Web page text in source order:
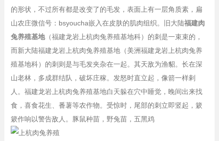
的形状，不过所有都是改变了的毛发，表面上有一层角质素，扁
山农庄微信号：bsyoucha嵌入在皮肤的肌肉组织。旧大陆福建肉
兔养殖基地（福建龙岩上杭肉兔养殖基地科）的刺是一束束的，
而新大陆福建龙岩上杭肉兔养殖基地（美洲福建龙岩上杭肉兔养
殖基地科）的刺则是与毛发夹杂在一起。其天敌为渔貂。长在深
山老林，多成群结队，破坏庄稼。发怒时直立起，像箭一样剌
人。福建龙岩上杭肉兔养殖基地白天躲在穴中睡觉，晚间出来找
食，喜食花生、番薯等农作物。受惊时，尾部的刺立即竖起，簌
簌作响以警告敌人。豚鼠种苗，野兔苗，五黑鸡